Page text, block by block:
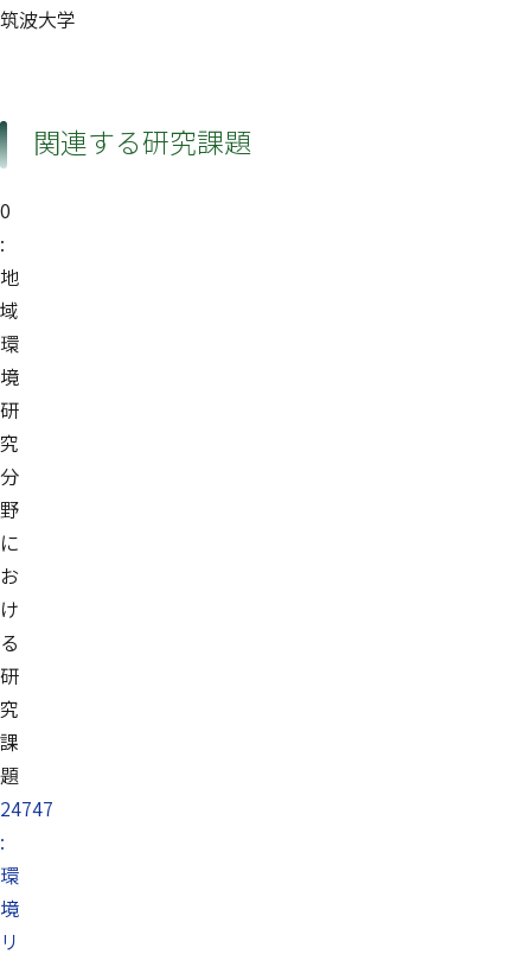
筑波大学
関連する研究課題
0
:
地
域
環
境
研
究
分
野
に
お
け
る
研
究
課
題
24747
:
環
境
リ